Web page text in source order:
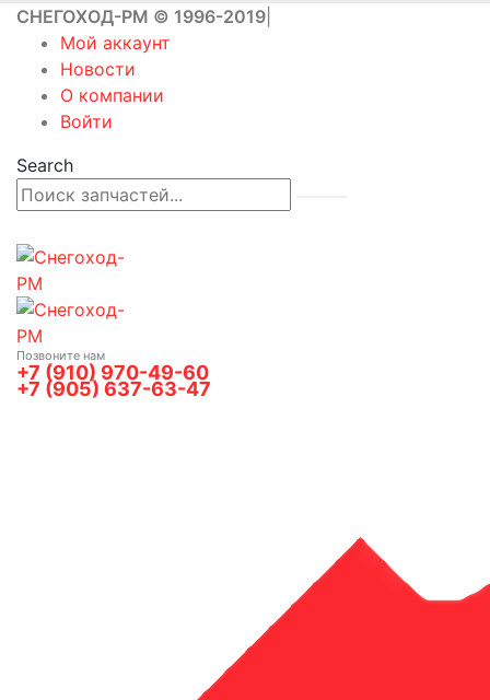
СНЕГОХОД-РМ © 1996-2019
Мой аккаунт
Новости
О компании
Войти
Search
Позвоните нам
+7 (910) 970-49-60
+7 (905) 637-63-47